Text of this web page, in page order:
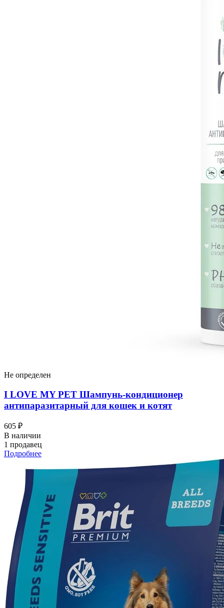
Не определен
I LOVЕ MY PET Шампунь-кондиционер
антипаразитарный для кошек и котят
605 ₽
В наличии
1 продавец
Подробнее